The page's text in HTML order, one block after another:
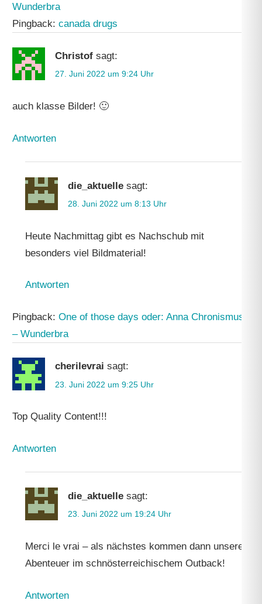
Wunderbra
Pingback:canada drugs
Christof sagt:
27. Juni 2022 um 9:24 Uhr
auch klasse Bilder! 🙂
Antworten
die_aktuelle sagt:
28. Juni 2022 um 8:13 Uhr
Heute Nachmittag gibt es Nachschub mit
besonders viel Bildmaterial!
Antworten
Pingback:One of those days oder: Anna Chronismus
– Wunderbra
cherilevrai sagt:
23. Juni 2022 um 9:25 Uhr
Top Quality Content!!!
Antworten
die_aktuelle sagt:
23. Juni 2022 um 19:24 Uhr
Merci le vrai – als nächstes kommen dann unsere
Abenteuer im schnösterreichischem Outback!
Antworten